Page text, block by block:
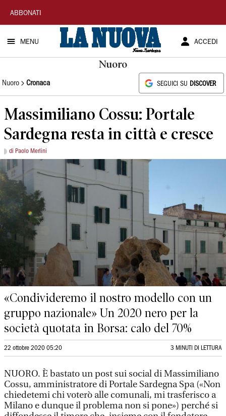
La
Nuova
Sardegna
ABBONATI
MENU ACCEDI
Nuoro
Nuoro Cronaca SEGUICI SU DISCOVER
Massimiliano Cossu: Portale
Sardegna resta in città e cresce
di Paolo Merlini
«Condivideremo il nostro modello con un
gruppo nazionale» Un 2020 nero per la
società quotata in Borsa: calo del 70%
22 ottobre 2020 05:20 3 MINUTI DI LETTURA
NUORO. È bastato un post sui social di Massimiliano
Cossu, amministratore di Portale Sardegna Spa («Non
chiedetemi chi voterò alle comunali, mi trasferisco a
Milano e dunque il problema non si pone») perché si